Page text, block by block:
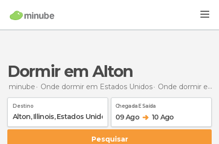
Dormir em Alton
minube Onde dormir em Estados Unidos Onde dormir em Ilinóis
Destino Chegada E Saída
09 Ago 10 Ago
Pesquisar